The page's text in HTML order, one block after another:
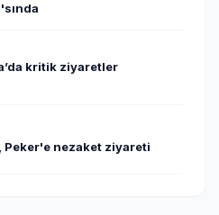
kritik ziyaretler
Peker'e nezaket ziyareti